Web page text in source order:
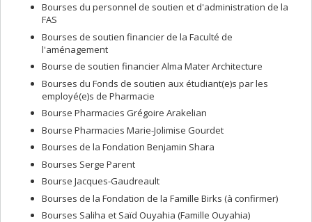
Bourses du personnel de soutien et d'administration de la
FAS
Bourses de soutien financier de la Faculté de
l'aménagement
Bourse de soutien financier Alma Mater Architecture
Bourses du Fonds de soutien aux étudiant(e)s par les
employé(e)s de Pharmacie
Bourse Pharmacies Grégoire Arakelian
Bourse Pharmacies Marie-Jolimise Gourdet
Bourses de la Fondation Benjamin Shara
Bourses Serge Parent
Bourse Jacques-Gaudreault
Bourses de la Fondation de la Famille Birks (à confirmer)
Bourses Saliha et Saïd Ouyahia (Famille Ouyahia)